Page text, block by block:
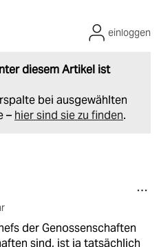
diesem Artikel ist
bei ausgewählten
– hier sind sie zu finden.
einloggen
der Genossenschaften
sind, ist ja tatsächlich